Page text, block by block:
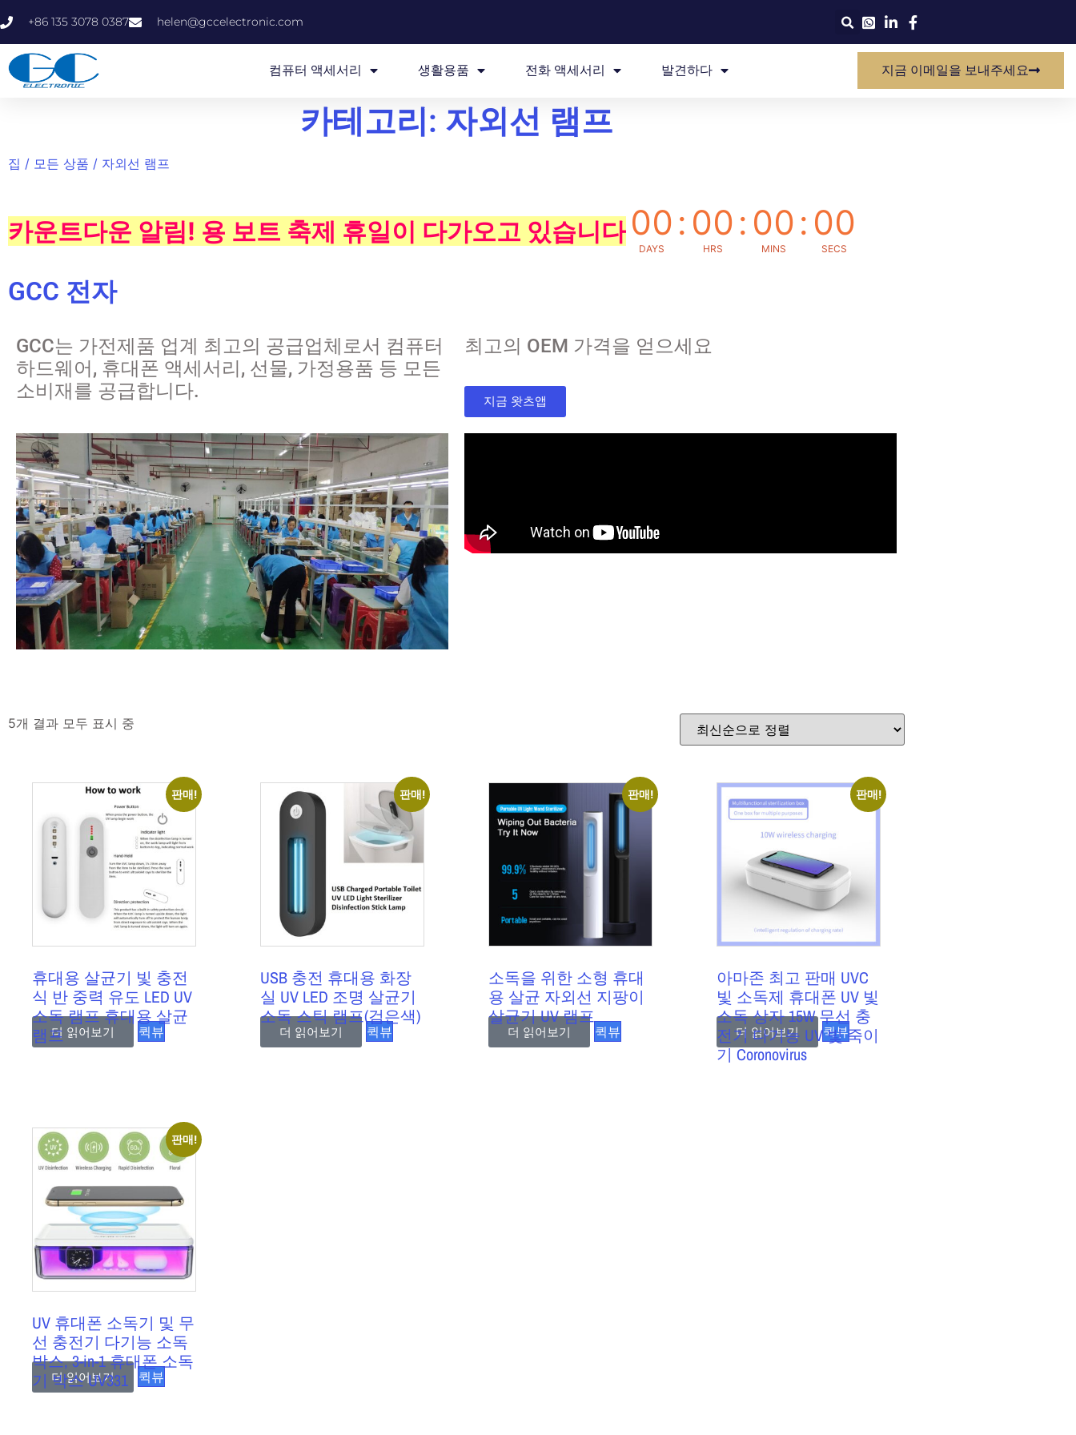
+86 135 3078 0387 helen@gccelectronic.com
컴퓨터 액세서리 생활용품 전화 액세서리 발견하다 지금 이메일을 보내주세요
카테고리: 자외선 램프
집 / 모든 상품 / 자외선 램프
카운트다운 알림! 용 보트 축제 휴일이 다가오고 있습니다 00
DAYS
: 00
HRS
: 00
MINS
: 00
SECS
GCC 전자
GCC는 가전제품 업계 최고의 공급업체로서 컴퓨터
하드웨어, 휴대폰 액세서리, 선물, 가정용품 등 모든
소비재를 공급합니다.
최고의 OEM 가격을 얻으세요
지금 왓츠앱
5개 결과 모두 표시 중
판매!
휴대용 살균기 빛 충전
식 반 중력 유도 LED UV
소독 램프 휴대용 살균
램프더 읽어보기 퀵뷰
판매!
USB 충전 휴대용 화장
실 UV LED 조명 살균기
소독 스틱 램프(검은색)
더 읽어보기 퀵뷰
판매!
소독을 위한 소형 휴대
용 살균 자외선 지팡이
살균기 UV 램프
더 읽어보기 퀵뷰
판매!
아마존 최고 판매 UVC
빛 소독제 휴대폰 UV 빛
소독 상자 15W 무선 ​​충
전기 다기능 UV 빛 죽이
기 Coronovirus
더 읽어보기 퀵뷰
판매!
UV 휴대폰 소독기 및 무
선 충전기 다기능 소독
박스, 3-in-1 휴대폰 소독
기 박스 UV331
더 읽어보기 퀵뷰